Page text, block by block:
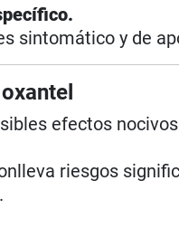
sintomático y de
efectos
riesgos